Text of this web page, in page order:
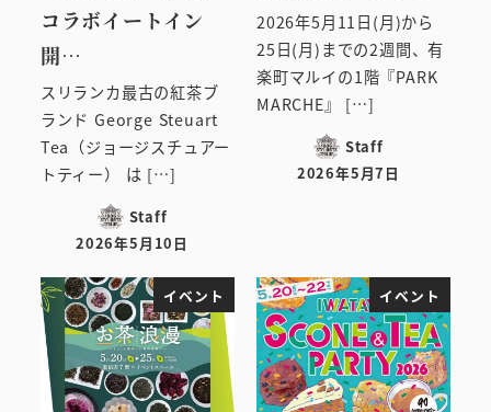
コラボイートイン
開…
スリランカ最古の紅茶ブ
ランド George Steuart
Tea（ジョージスチュアー
トティー） は […]
Staff
投稿日
2026年5月10日
2026年5月11日(月)から
25日(月)までの2週間、有
楽町マルイの1階『PARK
MARCHE』 […]
Staff
投稿日
2026年5月7日
イベント イベント